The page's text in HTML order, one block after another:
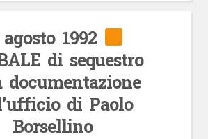
agosto 1992
di sequestro
documentazione
di Paolo
Borsellino